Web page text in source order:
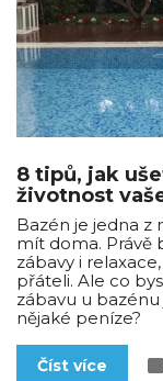
8 tipů, jak
životnost
Bazén je jedna z
mít doma. Právě
zábavy i
přáteli. Ale co
zábavu u
nějaké peníze?
Číst více